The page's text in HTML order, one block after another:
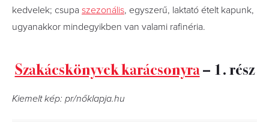
kedvelek; csupa szezonális, egyszerű, laktató ételt kapunk,
ugyanakkor mindegyikben van valami rafinéria.
Szakácskönyvek karácsonyra– 1. rész
Kiemelt kép: pr/nőklapja.hu